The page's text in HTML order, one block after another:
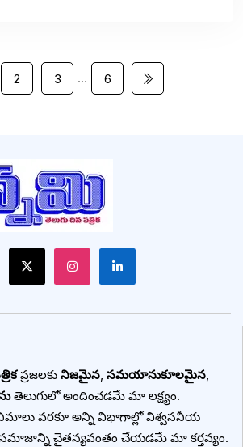
2 3 … 6
ప్రజలకు నిజమైన, సమయానుకూలమైన,
తెలుగులో అందించడమే మా లక్ష్యం.
వరకూ అన్ని విభాగాల్లో విశ్వసనీయ
చైతన్యవంతం చేయడమే మా కర్తవ్యం.